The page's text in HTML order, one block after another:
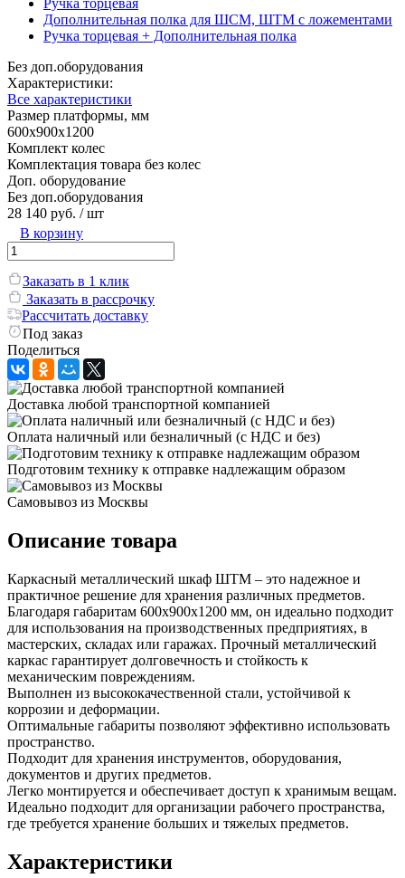
Дополнительная полка для ШСМ, ШТМ с ложементами
Ручка торцевая + Дополнительная полка
Без доп.оборудования
Характеристики:
Все характеристики
Размер платформы, мм
600х900х1200
Комплект колес
Комплектация товара без колес
Доп. оборудование
Без доп.оборудования
28 140 руб. / шт
В корзину
Заказать в 1 клик
Заказать в рассрочку
Рассчитать доставку
Под заказ
Поделиться
Доставка любой транспортной компанией
Оплата наличный или безналичный (с НДС и без)
Подготовим технику к отправке надлежащим образом
Самовывоз из Москвы
Описание товара
Каркасный металлический шкаф ШТМ – это надежное и
практичное решение для хранения различных предметов.
Благодаря габаритам 600х900х1200 мм, он идеально подходит
для использования на производственных предприятиях, в
мастерских, складах или гаражах. Прочный металлический
каркас гарантирует долговечность и стойкость к
механическим повреждениям.
Выполнен из высококачественной стали, устойчивой к
коррозии и деформации.
Оптимальные габариты позволяют эффективно использовать
пространство.
Подходит для хранения инструментов, оборудования,
документов и других предметов.
Легко монтируется и обеспечивает доступ к хранимым вещам.
Идеально подходит для организации рабочего пространства,
где требуется хранение больших и тяжелых предметов.
Характеристики